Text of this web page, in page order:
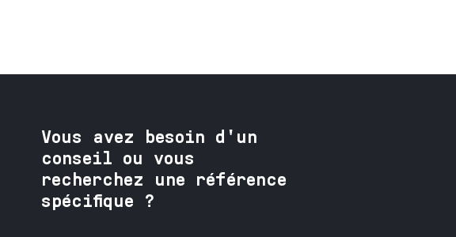
Vous avez besoin d'un
conseil ou vous
recherchez une référence
spécifique ?